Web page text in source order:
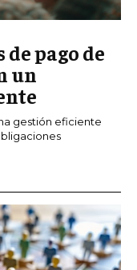
pago de
un
gestión eficiente